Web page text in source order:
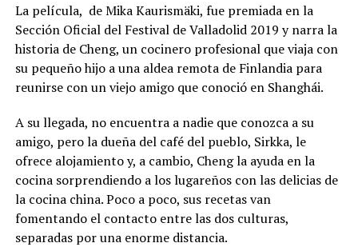
La película, de Mika Kaurismäki, fue premiada en la
Sección Oficial del Festival de Valladolid 2019 y narra la
historia de Cheng, un cocinero profesional que viaja con
su pequeño hijo a una aldea remota de Finlandia para
reunirse con un viejo amigo que conoció en Shanghái.
A su llegada, no encuentra a nadie que conozca a su
amigo, pero la dueña del café del pueblo, Sirkka, le
ofrece alojamiento y, a cambio, Cheng la ayuda en la
cocina sorprendiendo a los lugareños con las delicias de
la cocina china. Poco a poco, sus recetas van
fomentando el contacto entre las dos culturas,
separadas por una enorme distancia.